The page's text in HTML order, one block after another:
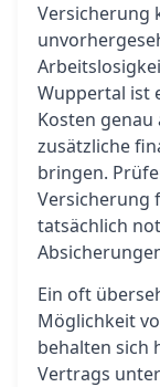
Versicherung
Wuppertal ist
Kosten
zusätzliche
bringen.
Versicherung
tatsächlich
Ein oft
Möglichkeit
behalten sich
Vertrags